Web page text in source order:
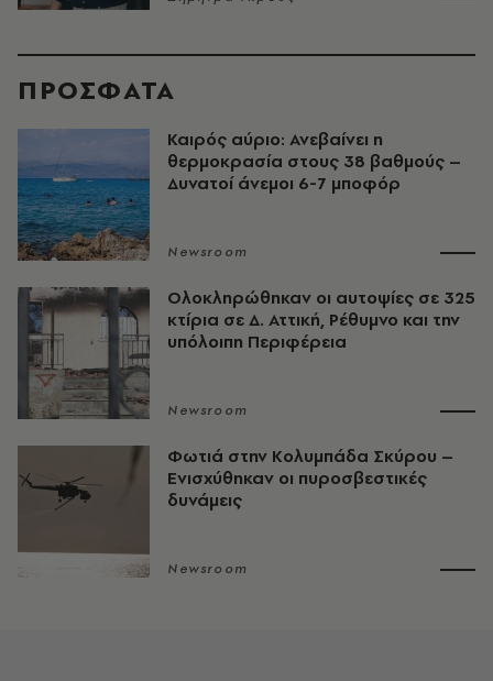
ΠΡΟΣΦΑΤΑ
Καιρός αύριο: Ανεβαίνει η
θερμοκρασία στους 38 βαθμούς –
Δυνατοί άνεμοι 6-7 μποφόρ
Newsroom
Ολοκληρώθηκαν οι αυτοψίες σε 325
κτίρια σε Δ. Αττική, Ρέθυμνο και την
υπόλοιπη Περιφέρεια
Newsroom
Φωτιά στην Κολυμπάδα Σκύρου –
Ενισχύθηκαν οι πυροσβεστικές
δυνάμεις
Newsroom